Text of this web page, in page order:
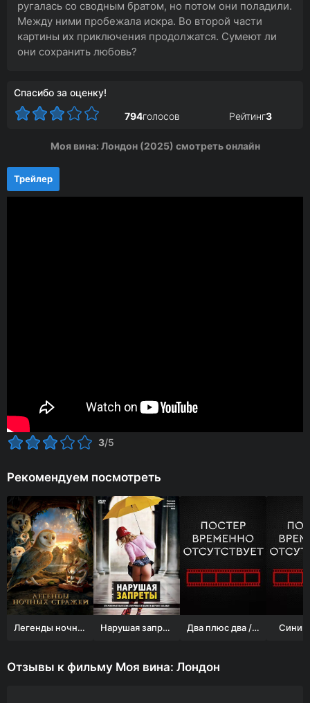
ругалась со сводным братом, но потом они поладили.
Между ними пробежала искра. Во второй части
картины их приключения продолжатся. Сумеют ли
они сохранить любовь?
Спасибо за оценку!
794голосов Рейтинг3
Моя вина: Лондон (2025) смотреть онлайн
Трейлер
3/5
Рекомендуем посмотреть
Легенды ночных стражей Нарушая запреты Два плюс два / 2+2 Синий
Отзывы к фильму Моя вина: Лондон